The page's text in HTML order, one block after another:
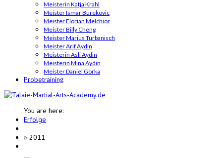
Meisterin Katja Krahl
Meister Ismar Burekovic
Meister Florian Melchior
Meister Billy Cheng
Meister Marius Turbanisch
Meister Arif Aydin
Meisterin Asli Aydin
Meisterin Mina Aydin
Meister Daniel Gorka
Probetraining
You are here:
Erfolge
» 2011